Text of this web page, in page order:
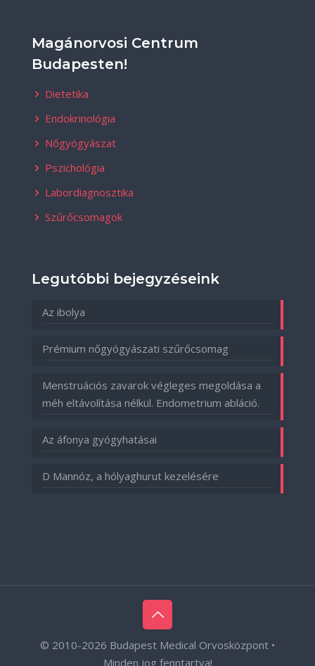
Magánorvosi Centrum
Budapesten!
Dietetika
Endokrinológia
Nőgyógyászat
Pszichológia
Labordiagnosztika
Szűrőcsomagok
Legutóbbi bejegyzéseink
Az ibolya
Prémium nőgyógyászati szűrőcsomag
Menstruációs zavarok végleges megoldása a
méh eltávolítása nélkül. Endometrium abláció.
Az áfonya gyógyhatásai
D Mannóz, a hólyaghurut kezelésére
© 2010-2026 Budapest Medical Orvosközpont •
Minden jog fenntartva!